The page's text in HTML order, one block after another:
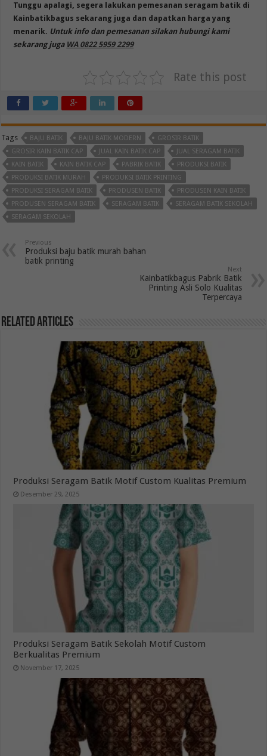
Tunggu apalagi, segera lakukan pemesanan seragam batik di
Kainbatikbagus sekarang juga dan dapatkan harga yang
menarik. Untuk info dan pemesanan silakan hubungi kami
sekarang juga WA 0822 5959 2299
Rate this post
Tags BAJU BATIK BAJU BATIK MODERN
GROSIR BATIK
GROSIR KAIN BATIK CAP
JUAL KAIN BATIK CAP
JUAL SERAGAM BATIK
KAIN BATIK
KAIN BATIK CAP PABRIK BATIK
PRODUKSI BATIK
PRODUKSI BATIK MURAH
PRODUKSI BATIK PRINTING
PRODUKSI SERAGAM BATIK
PRODUSEN BATIK
PRODUSEN KAIN BATIK
PRODUSEN SERAGAM BATIK
SERAGAM BATIK
SERAGAM BATIK SEKOLAH
SERAGAM SEKOLAH
Previous
Produksi baju batik murah bahan
batik printing
Next
Kainbatikbagus Pabrik Batik
Printing Asli Solo Kualitas
Terpercaya
Related Articles
Produksi Seragam Batik Motif Custom Kualitas Premium
Desember 29, 2025
Produksi Seragam Batik Sekolah Motif Custom
Berkualitas Premium
November 17, 2025